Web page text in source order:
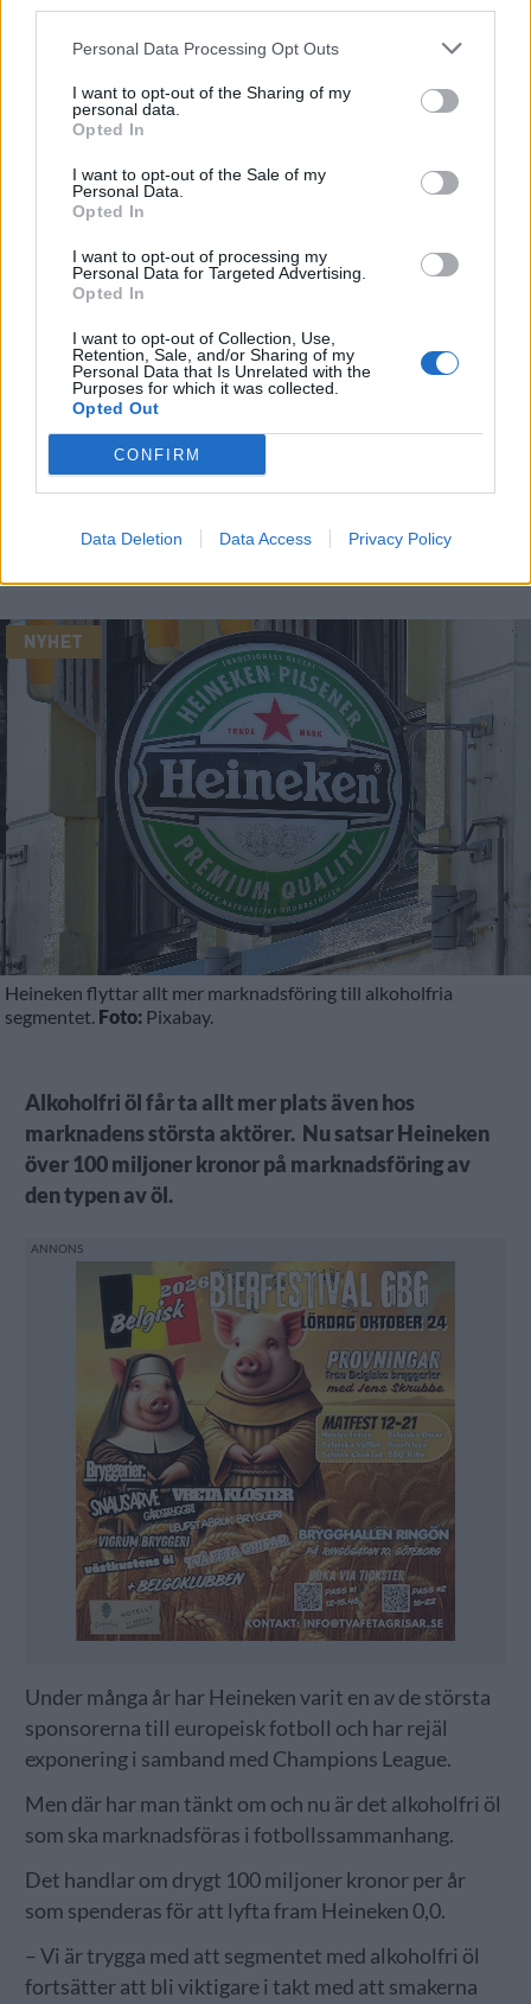
Personal Data Processing Opt Outs
I want to opt-out of the Sharing of my
personal data.
Opted In
I want to opt-out of the Sale of my
Personal Data.
Opted In
I want to opt-out of processing my
Personal Data for Targeted Advertising.
Opted In
I want to opt-out of Collection, Use,
Retention, Sale, and/or Sharing of my
Personal Data that Is Unrelated with the
Purposes for which it was collected.
Opted Out
CONFIRM
Data Deletion Data Access Privacy Policy
NYHET
100 miljoner satsas på
alkoholfri öl
Ronny Karlsson
NYHET
Heineken flyttar allt mer marknadsföring till alkoholfria
segmentet. Foto: Pixabay.
Alkoholfri öl får ta allt mer plats även hos
marknadens största aktörer. Nu satsar Heineken
över 100 miljoner kronor på marknadsföring av
den typen av öl.
Under många år har Heineken varit en av de största
sponsorerna till europeisk fotboll och har rejäl
exponering i samband med Champions League.
Men där har man tänkt om och nu är det alkoholfri öl
som ska marknadsföras i fotbollssammanhang.
Det handlar om drygt 100 miljoner kronor per år
som spenderas för att lyfta fram Heineken 0,0.
– Vi är trygga med att segmentet med alkoholfri öl
fortsätter att bli viktigare i takt med att smakerna